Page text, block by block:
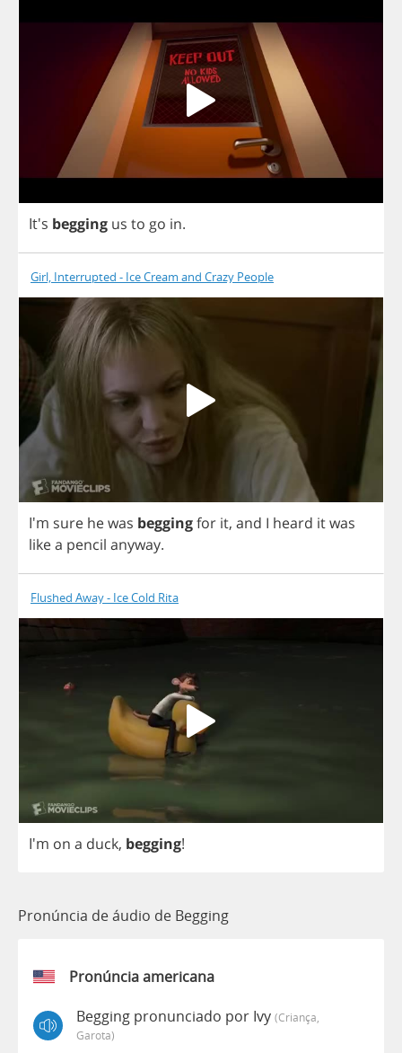
It's begging us to go in.
Girl, Interrupted - Ice Cream and Crazy People
I'm sure hewas beggingfor it, and I heard itwas
likea pencil anyway.
Flushed Away - Ice Cold Rita
I'm on a duck, begging!
Pronúncia de áudio de Begging
Pronúncia americana
Begging pronunciado por Ivy (criança,
Garota)